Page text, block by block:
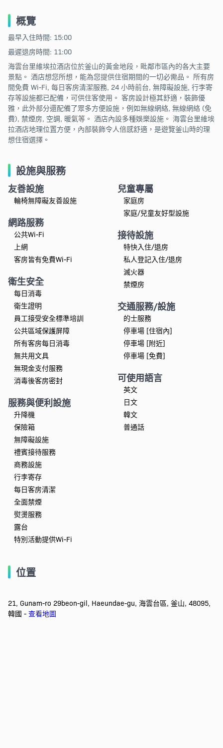
概覽
最早入住時間: 15:00
最遲退房時間: 11:00
海雲台里維埃拉酒店位於釜山的黃金地段，毗鄰市區內的各大主要
景點。 酒店想您所想，能為您提供住宿期間的一切必需品。 所有房
間免費 Wi-Fi, 每日客房清潔服務, 24 小時前台, 無障礙設施, 行李寄
存等設施都已配備，可供住客使用。 客房設計極其舒適，裝飾優
雅，此外部分還配備了眾多方便設施，例如無線網絡, 無線網絡 (免
費), 禁煙房, 空調, 暖氣等。 酒店內設多種娛樂設施。 海雲台里維埃
拉酒店地理位置方便，內部裝飾令人倍感舒適，是遊覽釜山時的理
想住宿選擇。
設施與服務
友善設施
輪椅無障礙友善設施
網路服務
公共Wi-Fi
上網
客房皆有免費Wi-Fi
衛生安全
每日消毒
衛生證明
員工接受安全標準培訓
公共區域保護屏障
所有客房每日消毒
無共用文具
無現金支付服務
消毒後客房密封
服務與便利設施
升降機
保險箱
無障礙設施
禮賓接待服務
商務設施
行李寄存
每日客房清潔
全面禁煙
熨燙服務
露台
特別活動提供Wi-Fi
兒童專屬
家庭房
家庭/兒童友好型設施
接待設施
特快入住/退房
私人登記入住/退房
滅火器
禁煙房
交通服務/設施
的士服務
停車場 [住宿內]
停車場 [附近]
停車場 [免費]
可使用語言
英文
日文
韓文
普通話
位置
21, Gunam-ro 29beon-gil, Haeundae-gu, 海雲台區, 釜山, 48095,
韓國 - 查看地圖